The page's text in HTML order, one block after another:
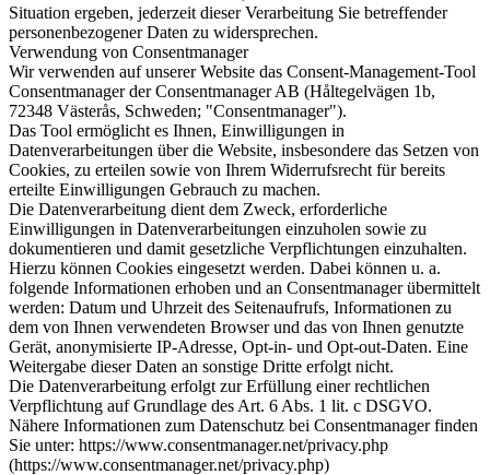
Situation ergeben, jederzeit dieser Verarbeitung Sie betreffender
personenbezogener Daten zu widersprechen.
Verwendung von Consentmanager
Wir verwenden auf unserer Website das Consent-Management-Tool
Consentmanager der Consentmanager AB (Håltegelvägen 1b,
72348 Västerås, Schweden; "Consentmanager").
Das Tool ermöglicht es Ihnen, Einwilligungen in
Datenverarbeitungen über die Website, insbesondere das Setzen von
Cookies, zu erteilen sowie von Ihrem Widerrufsrecht für bereits
erteilte Einwilligungen Gebrauch zu machen.
Die Datenverarbeitung dient dem Zweck, erforderliche
Einwilligungen in Datenverarbeitungen einzuholen sowie zu
dokumentieren und damit gesetzliche Verpflichtungen einzuhalten.
Hierzu können Cookies eingesetzt werden. Dabei können u. a.
folgende Informationen erhoben und an Consentmanager übermittelt
werden: Datum und Uhrzeit des Seitenaufrufs, Informationen zu
dem von Ihnen verwendeten Browser und das von Ihnen genutzte
Gerät, anonymisierte IP-Adresse, Opt-in- und Opt-out-Daten. Eine
Weitergabe dieser Daten an sonstige Dritte erfolgt nicht.
Die Datenverarbeitung erfolgt zur Erfüllung einer rechtlichen
Verpflichtung auf Grundlage des Art. 6 Abs. 1 lit. c DSGVO.
Nähere Informationen zum Datenschutz bei Consentmanager finden
Sie unter: https://www.consentmanager.net/privacy.php
(https://www.consentmanager.net/privacy.php)